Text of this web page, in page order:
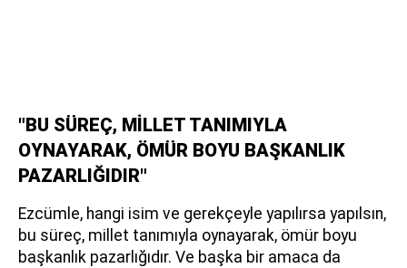
"BU SÜREÇ, MİLLET TANIMIYLA
OYNAYARAK, ÖMÜR BOYU BAŞKANLIK
PAZARLIĞIDIR"
Ezcümle, hangi isim ve gerekçeyle yapılırsa yapılsın,
bu süreç, millet tanımıyla oynayarak, ömür boyu
başkanlık pazarlığıdır. Ve başka bir amaca da